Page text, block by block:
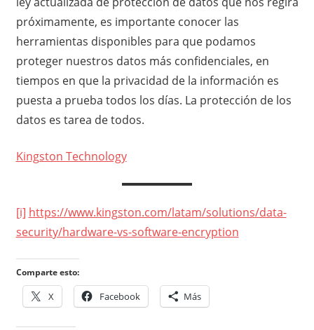
próximamente, es importante conocer las
herramientas disponibles para que podamos
proteger nuestros datos más confidenciales, en
tiempos en que la privacidad de la información es
puesta a prueba todos los días. La protección de los
datos es tarea de todos.
Kingston Technology
[i] https://www.kingston.com/latam/solutions/data-
security/hardware-vs-software-encryption
Comparte esto:
X Facebook Más